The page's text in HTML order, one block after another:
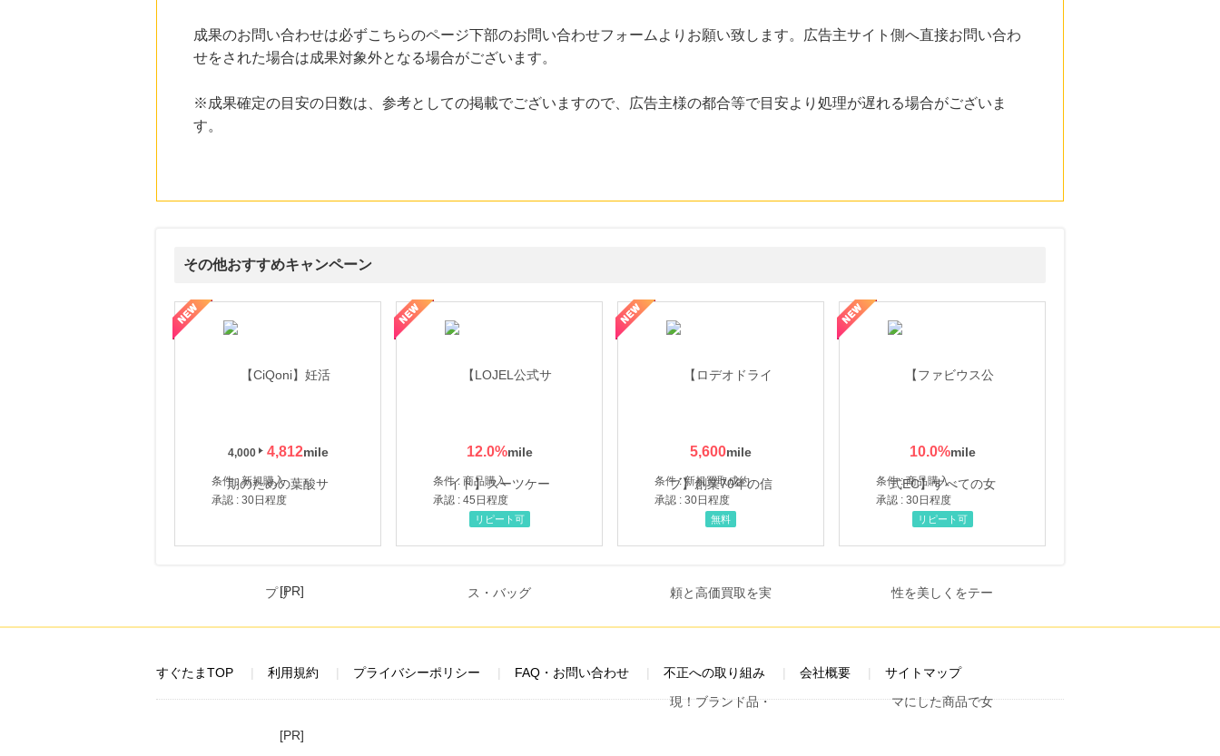
成果のお問い合わせは必ずこちらのページ下部のお問い合わせフォームよりお願い致します。広告主サイト側へ直接お問い合わ
せをされた場合は成果対象外となる場合がございます。
※成果確定の目安の日数は、参考としての掲載でございますので、広告主様の都合等で目安より処理が遅れる場合がございま
す。
その他おすすめキャンペーン
4,000 4,812
条件 : 新規購入
承認 : 30日程度
12.0%
条件 : 商品購入
承認 : 45日程度
リピート可
5,600
条件 : 新規買取成約
承認 : 30日程度
【ロデオドライブ】創業70年の信頼と高価買取を実現！ブランド品・貴金属の無料査定
無料
10.0%
条件 : 商品購入
承認 : 30日程度
【ファビウス公式EC】すべての女性を美しくをテーマにした商品で女性の美を応援しています
リピート可
[PR]
すぐたまTOP 利用規約 プライバシーポリシー FAQ・お問い合わせ 不正への取り組み 会社概要 サイトマップ
[PR]